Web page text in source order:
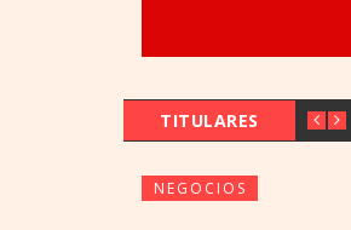
TITULARES
NEGOCIOS